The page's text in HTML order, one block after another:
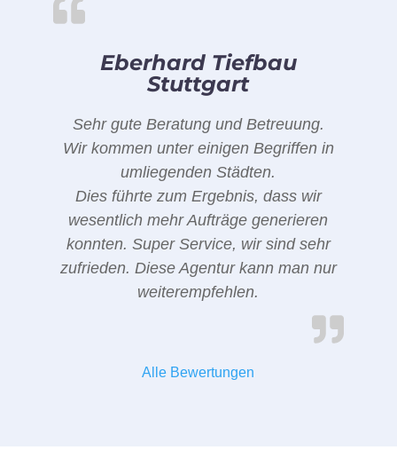
Eberhard Tiefbau
Stuttgart
Sehr gute Beratung und Betreuung.
Wir kommen unter einigen Begriffen in
umliegenden Städten.
Dies führte zum Ergebnis, dass wir
wesentlich mehr Aufträge generieren
konnten. Super Service, wir sind sehr
zufrieden. Diese Agentur kann man nur
weiterempfehlen.
Alle Bewertungen